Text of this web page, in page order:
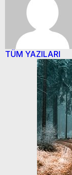
TÜM YAZILARI